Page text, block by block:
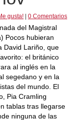
gusta! 0 Comentarios
del Magistral
Pocos hubieran
David Lariño, que
el británico
al inglés en la
segedano y en la
del mundo. El
Pia Cramling
tablas tras llegarse
ninguna de las